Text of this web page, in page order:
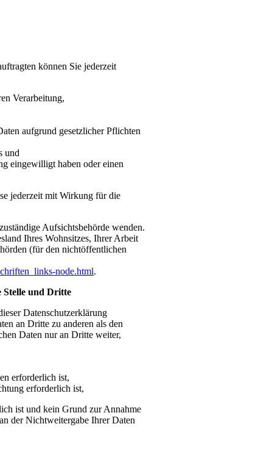
können Sie jederzeit
Verarbeitung,
aufgrund gesetzlicher Pflichten
und
eingewilligt haben oder einen
jederzeit mit Wirkung für die
Aufsichtsbehörde wenden.
Ihres Wohnsitzes, Ihrer Arbeit
(für den nichtöffentlichen
node.html.
Stelle und Dritte
Datenschutzerklärung
an Dritte zu anderen als den
Daten nur an Dritte weiter,
erforderlich ist,
erforderlich ist,
ist und kein Grund zur Annahme
der Nichtweitergabe Ihrer Daten